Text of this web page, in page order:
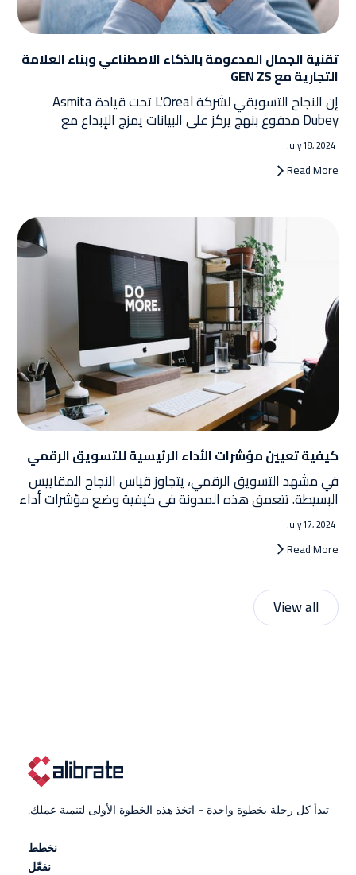
تقنية الجمال المدعومة بالذكاء الاصطناعي وبناء العلامة
التجارية مع GEN ZS
إن النجاح التسويقي لشركة L'Oreal تحت قيادة Asmita
Dubey مدفوع بنهج يركز على البيانات يمزج الإبداع مع
التكنولوجيا المتطورة. يتضمن ذلك أدوات التجميل التي تعمل
بالذكاء الاصطناعي، والتركيز على التجارة الاجتماعية، والالتزام
صناعة التجميل المتطورة.
July 18, 2024
Read More
كيفية تعيين مؤشرات الأداء الرئيسية للتسويق الرقمي
في مشهد التسويق الرقمي، يتجاوز قياس النجاح المقاييس
البسيطة. تتعمق هذه المدونة في كيفية وضع مؤشرات أداء
رئيسية ذات مغزى للعلامات التجارية السعودية، مع التركيز
على الحاجة إلى تجاوز مقاييس الغرور وفهم الصورة الأكبر.
July 17, 2024
Read More
View all
تبدأ كل رحلة بخطوة واحدة - اتخذ هذه الخطوة الأولى لتنمية عملك.
نخطط
نفعّل